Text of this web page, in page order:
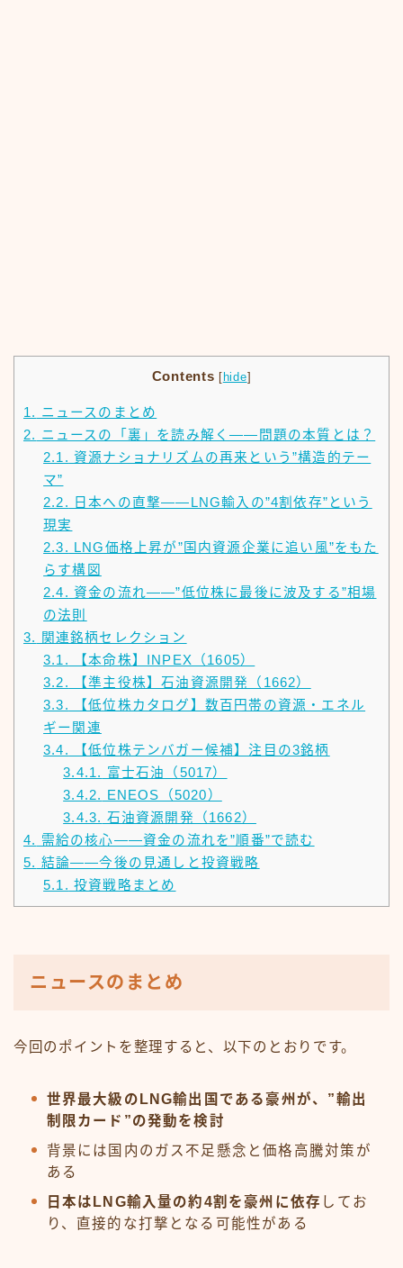
Contents [ hide]
1. ニュースのまとめ
2. ニュースの「裏」を読み解く——問題の本質とは？
2.1. 資源ナショナリズムの再来という”構造的テー
マ”
2.2.
日本への直撃——LNG輸入の”4割依存”という
現実
2.3.
LNG価格上昇が”国内資源企業に追い風”をもた
らす構図
2.4. 資金の流れ——”低位株に最後に波及する”相場
の法則
3.
関連銘柄セレクション
3.1.
【本命株】INPEX（1605）
3.2.
【準主役株】石油資源開発（1662）
3.3.
【低位株カタログ】数百円帯の資源・エネル
ギー関連
3.4.
【低位株テンバガー候補】注目の3銘柄
3.4.1. 富士石油（5017）
3.4.2.
ENEOS（5020）
3.4.3. 石油資源開発（1662）
4. 需給の核心——資金の流れを”順番”で読む
5. 結論——今後の見通しと投資戦略
5.1. 投資戦略まとめ
ニュースのまとめ
今回のポイントを整理すると、以下のとおりです。
世界最大級のLNG輸出国である豪州が、”輸出
制限カード”の発動を検討
背景には国内のガス不足懸念と価格高騰対策が
ある
日本はLNG輸入量の約4割を豪州に依存 してお
り、直接的な打撃となる可能性がある